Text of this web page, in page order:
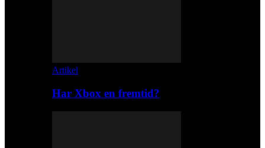
Artikel
Har Xbox en fremtid?